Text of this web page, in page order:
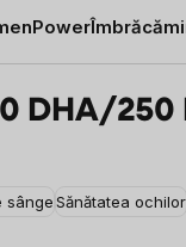
DHA/250
sângeSănătatea ochilor